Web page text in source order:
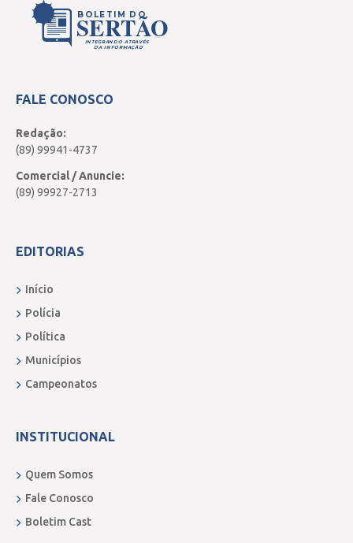
BOLETIM DO
SERTÃO
INTEGRANDO ATRAVÉS
DA INFORMAÇÃO
FALE CONOSCO
Redação:
(89) 99941-4737
Comercial / Anuncie:
(89) 99927-2713
EDITORIAS
Início
Polícia
Política
Municípios
Campeonatos
INSTITUCIONAL
Quem Somos
Fale Conosco
Boletim Cast